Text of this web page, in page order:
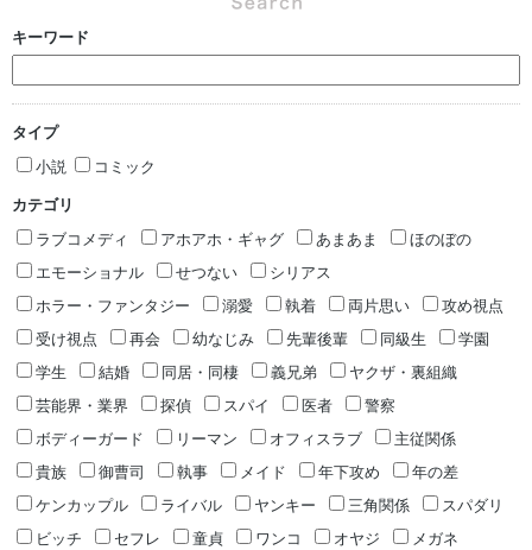
キーワード
タイプ
小説
コミック
カテゴリ
ラブコメディ
アホアホ・ギャグ あまあま
ほのぼの
エモーショナル
せつない
シリアス
ホラー・ファンタジー
溺愛 執着 両片思い
攻め視点
受け視点
再会 幼なじみ 先輩後輩 同級生
学園
学生
結婚 同居・同棲 義兄弟
ヤクザ・裏組織
芸能界・業界
探偵 スパイ 医者
警察
ボディーガード
リーマン オフィスラブ
主従関係
貴族
御曹司 執事 メイド 年下攻め
年の差
ケンカップル
ライバル ヤンキー 三角関係
スパダリ
ビッチ
セフレ 童貞 ワンコ オヤジ
メガネ